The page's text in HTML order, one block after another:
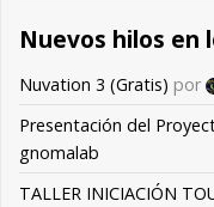
Nuevos hilos en
Nuvation 3 (Gratis) por
Presentación del
gnomalab
TALLER INICIACIÓN